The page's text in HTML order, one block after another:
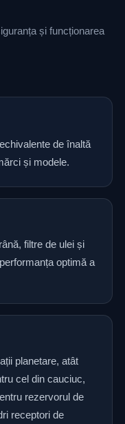
și funcționarea
de înaltă
și modele.
filtre de ulei și
optimă a
planetare, atât
cel din cauciuc,
rezervorul de
receptori de